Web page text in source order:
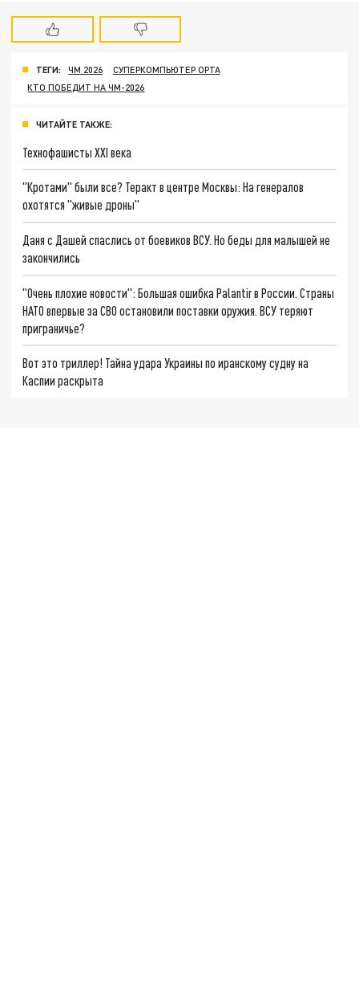
ТЕГИ: ЧМ 2026
СУПЕРКОМПЬЮТЕР OPTA
КТО ПОБЕДИТ НА ЧМ-2026
ЧИТАЙТЕ ТАКЖЕ:
Технофашисты XXI века
"Кротами" были все? Теракт в центре Москвы: На генералов
охотятся "живые дроны"
Даня с Дашей спаслись от боевиков ВСУ. Но беды для малышей не
закончились
"Очень плохие новости": Большая ошибка Palantir в России. Страны
НАТО впервые за СВО остановили поставки оружия. ВСУ теряют
приграничье?
Вот это триллер! Тайна удара Украины по иранскому судну на
Каспии раскрыта